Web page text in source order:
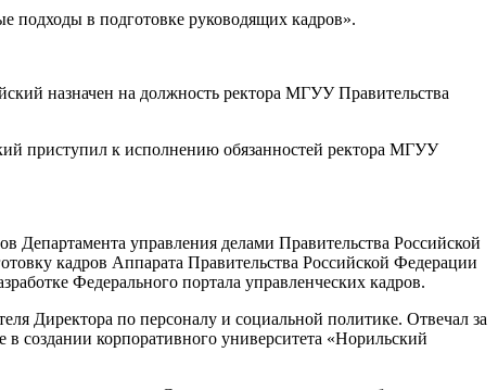
в подготовке руководящих кадров».
назначен на должность ректора МГУУ Правительства
приступил к исполнению обязанностей ректора МГУУ
Департамента управления делами Правительства Российской
кадров Аппарата Правительства Российской Федерации
Федерального портала управленческих кадров.
Директора по персоналу и социальной политике. Отвечал за
создании корпоративного университета «Норильский